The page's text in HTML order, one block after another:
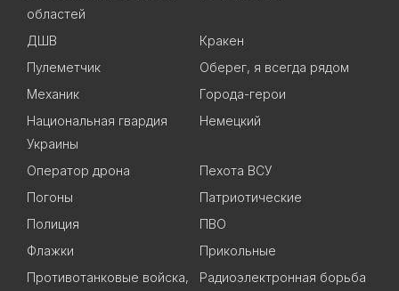
областей
ДШВ
Кракен
Пулеметчик
Оберег, я всегда рядом
Механик
Города-герои
Национальная гвардия
Украины
Немецкий
Оператор дрона
Пехота ВСУ
Погоны
Патриотические
Полиция
ПВО
Флажки
Прикольные
Противотанковые войска,
Радиоэлектронная борьба